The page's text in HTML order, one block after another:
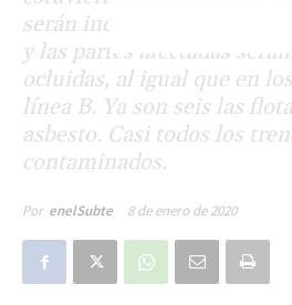
serán incluidos en el plan
y las partes afectadas
ocluidas, al igual que en
línea B. Ya son seis las
asbesto. Casi todos los
contaminados.
Por enelSubte 8 de enero de 2020